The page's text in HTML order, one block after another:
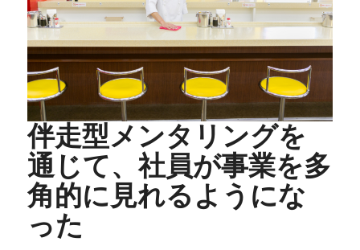
伴走型メンタリングを
通じて、社員が事業を多
角的に見れるようにな
った